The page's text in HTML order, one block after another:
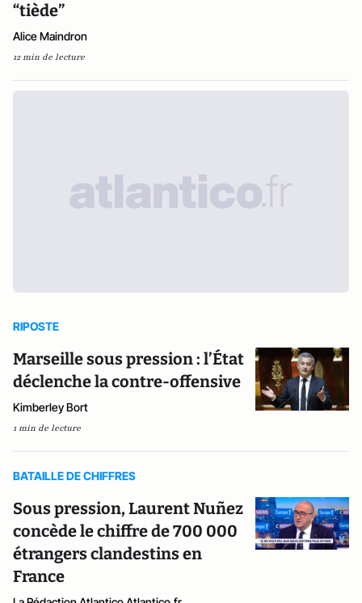
“tiède”
Alice Maindron
12 min de lecture
RIPOSTE
Marseille sous pression : l’État
déclenche la contre-offensive
Kimberley Bort
1 min de lecture
BATAILLE DE CHIFFRES
Sous pression, Laurent Nuñez
concède le chiffre de 700 000
étrangers clandestins en
France